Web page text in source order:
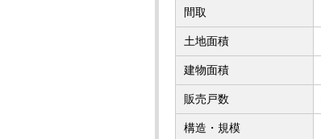
間取
土地面積
建物面積
販売戸数
構造・規模